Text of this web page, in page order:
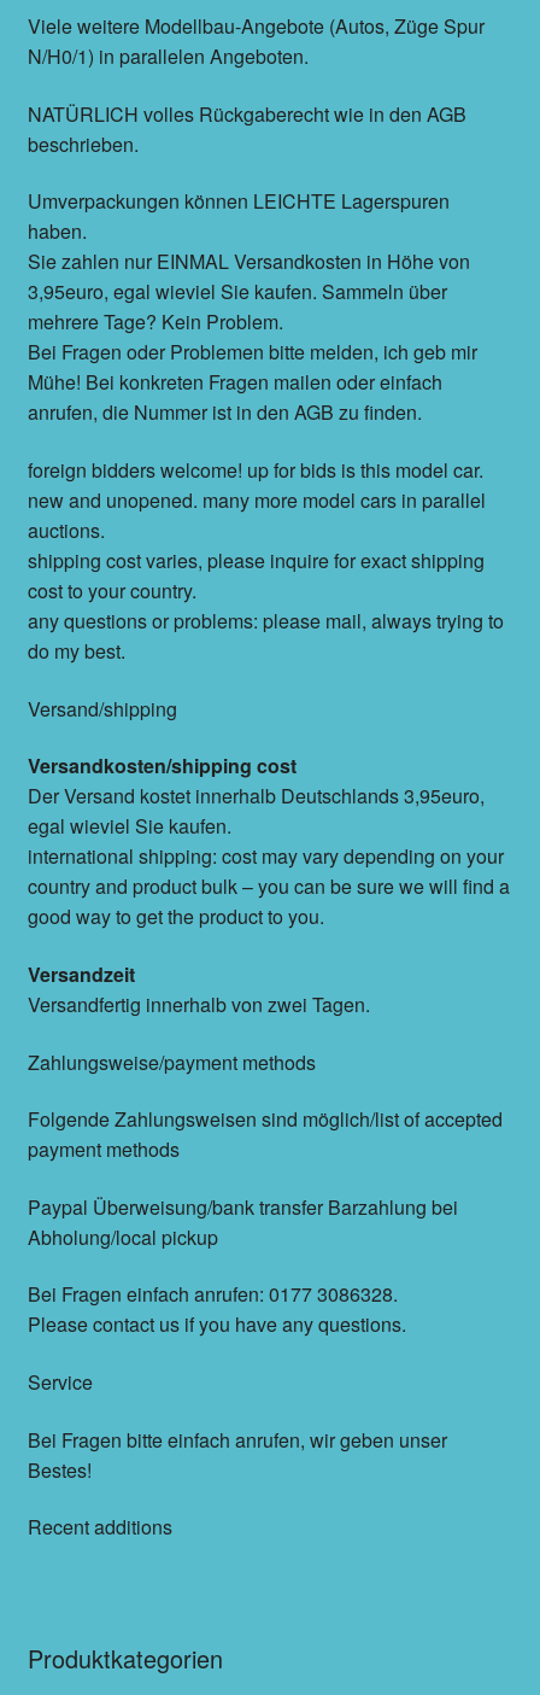
Viele weitere Modellbau-Angebote (Autos, Züge Spur
N/H0/1) in parallelen Angeboten.
NATÜRLICH volles Rückgaberecht wie in den AGB
beschrieben.
Umverpackungen können LEICHTE Lagerspuren
haben.
Sie zahlen nur EINMAL Versandkosten in Höhe von
3,95euro, egal wieviel Sie kaufen. Sammeln über
mehrere Tage? Kein Problem.
Bei Fragen oder Problemen bitte melden, ich geb mir
Mühe! Bei konkreten Fragen mailen oder einfach
anrufen, die Nummer ist in den AGB zu finden.
foreign bidders welcome! up for bids is this model car.
new and unopened. many more model cars in parallel
auctions.
shipping cost varies, please inquire for exact shipping
cost to your country.
any questions or problems: please mail, always trying to
do my best.
Versand/shipping
Versandkosten/shipping cost
Der Versand kostet innerhalb Deutschlands 3,95euro,
egal wieviel Sie kaufen.
international shipping: cost may vary depending on your
country and product bulk – you can be sure we will find a
good way to get the product to you.
Versandzeit
Versandfertig innerhalb von zwei Tagen.
Zahlungsweise/payment methods
Folgende Zahlungsweisen sind möglich/list of accepted
payment methods
Paypal Überweisung/bank transfer Barzahlung bei
Abholung/local pickup
Bei Fragen einfach anrufen: 0177 3086328.
Please contact us if you have any questions.
Service
Bei Fragen bitte einfach anrufen, wir geben unser
Bestes!
Recent additions
Produktkategorien